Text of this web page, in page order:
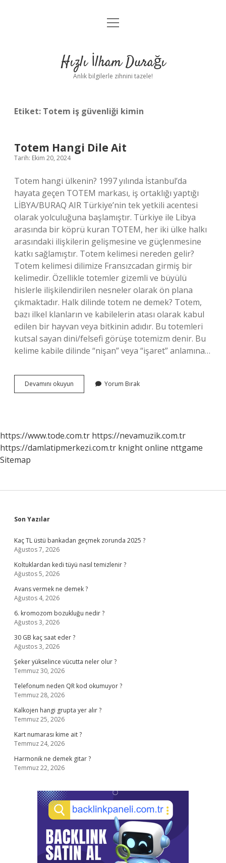
Anasayfa
Yasal Uyarı
menüyü
Hızlı İlham Durağı
Anlık bilgilerle zihnini tazele!
Etiket: Totem iş güvenliği kimin
Totem Hangi Dile Ait
Tarih: Ekim 20, 2024
Totem hangi ülkenin? 1997 yılında İstanbul’da
hayata geçen TOTEM markası, iş ortaklığı yaptığı
LİBYA/BURAQ AIR Türkiye’nin tek yetkili acentesi
olarak yolculuğuna başlamıştır. Türkiye ile Libya
arasında bir köprü kuran TOTEM, her iki ülke halkı
arasındaki ilişkilerin gelişmesine ve güçlenmesine
katkı sağlamıştır. Totem kelimesi nereden gelir?
Totem kelimesi dilimize Fransızcadan girmiş bir
kelimedir. Özellikle totemler gizemli ve büyülü
hislerle ilişkilendirilen nesneler olarak ön plana
çıkmaktadır. Halk dilinde totem ne demek? Totem,
bazı ilkel klanların ve kabilelerin atası olarak kabul
edilen bir hayvan veya bitkinin adıdır. Bu totemleri
kutsal sayan dini/felsefi görüşe totemizm denir. Bu
kelime kabile dilinde “nişan” veya “işaret” anlamına…
Devamını okuyun
Hangi
Yorum Bırak
https://www.tode.com.tr https://nevamuzik.com.tr
https://damlatipmerkezi.com.tr knight online nttgame
Sitemap
Sidebar
Son Yazılar
Kaç TL üstü bankadan geçmek zorunda 2025 ?
Ağustos 7, 2026
Koltuklardan kedi tüyü nasıl temizlenir ?
Ağustos 5, 2026
Avans vermek ne demek ?
Ağustos 4, 2026
6. kromozom bozukluğu nedir ?
Ağustos 3, 2026
30 GB kaç saat eder ?
Ağustos 3, 2026
Şeker yükselince vücutta neler olur ?
Temmuz 30, 2026
Telefonum neden QR kod okumuyor ?
Temmuz 28, 2026
Kalkojen hangi grupta yer alır ?
Temmuz 25, 2026
Kart numarası kime ait ?
Temmuz 24, 2026
Harmonik ne demek gitar ?
Temmuz 22, 2026